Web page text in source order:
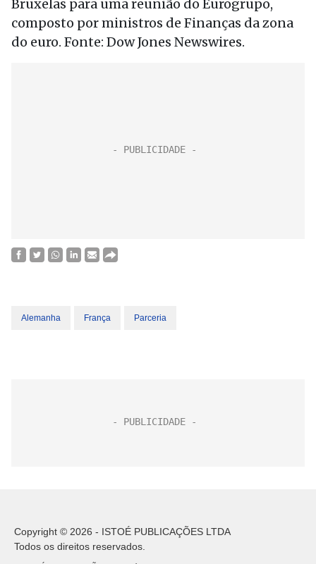
Bruxelas para uma reunião do Eurogrupo,
composto por ministros de Finanças da zona
do euro. Fonte: Dow Jones Newswires.
Alemanha França Parceria
Copyright © 2026 - ISTOÉ PUBLICAÇÕES LTDA
Todos os direitos reservados.